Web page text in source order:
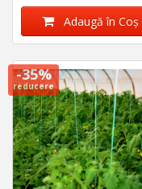
Adaugă în Coş
-35%
reducere